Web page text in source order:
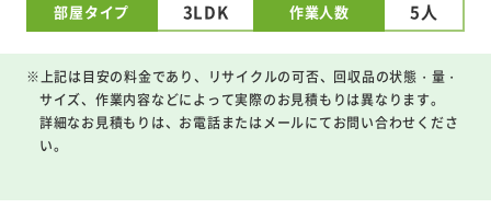
部屋タイプ 3LDK 作業人数 5人
※上記は目安の料金であり、リサイクルの可否、回収品の状態・量・
サイズ、作業内容などによって実際のお見積もりは異なります。
詳細なお見積もりは、お電話またはメールにてお問い合わせくださ
い。